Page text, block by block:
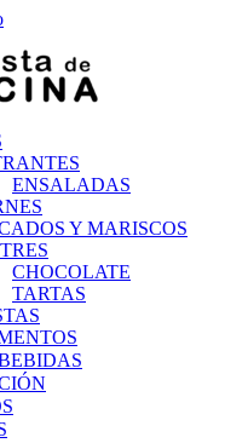
ENSALADAS
Y MARISCOS
CHOCOLATE
TARTAS